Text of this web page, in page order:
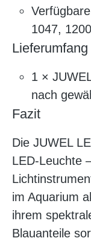
1047,
1 ×
nach
Fazit
Die JUWEL
LED-Leuchte
im Aquarium
ihrem
Blauanteile